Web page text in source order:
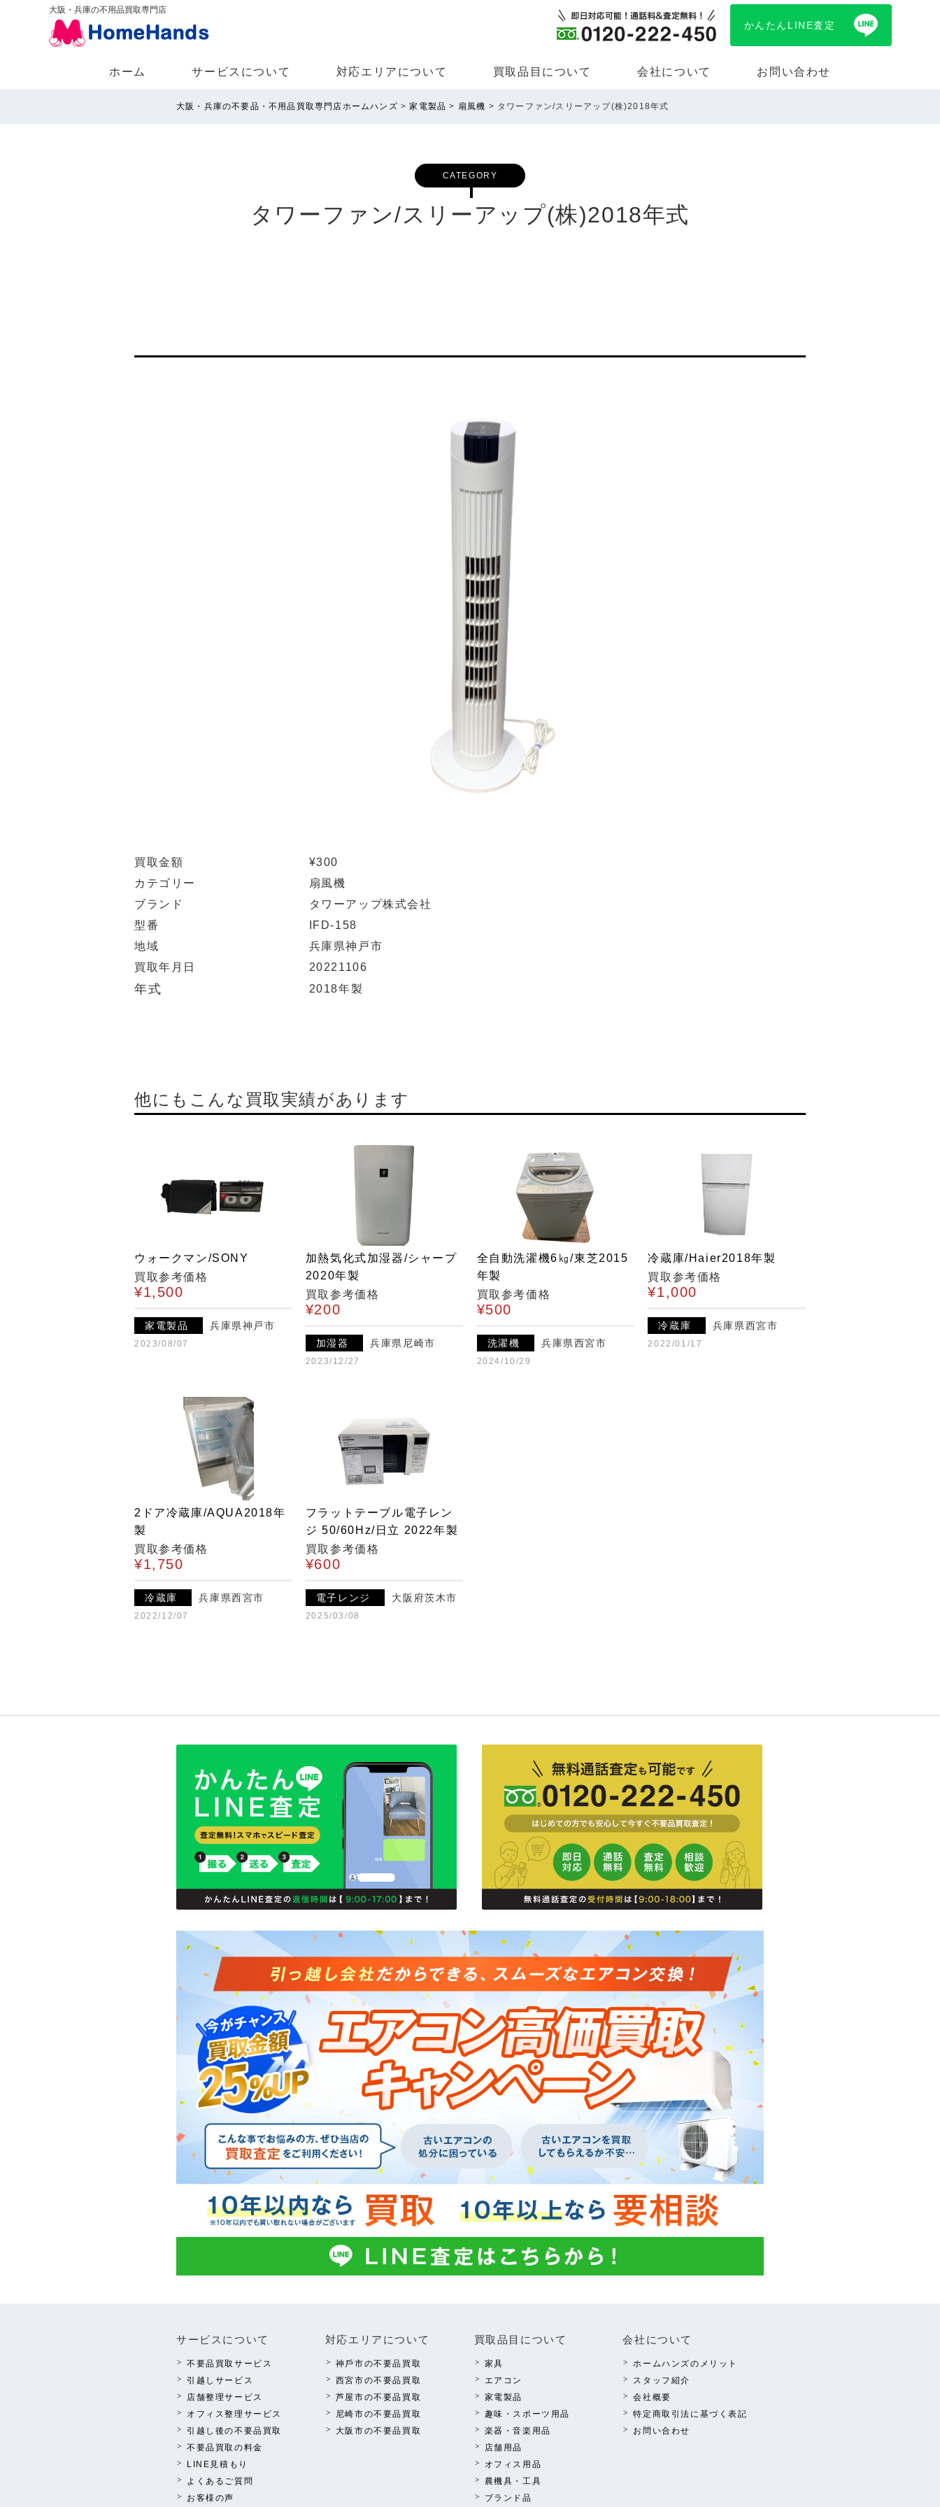
大阪・兵庫の不用品買取専門店
かんたんLINE査定
ホーム サービスについて 対応エリアについて 買取品⽬について 会社について お問い合わせ
大阪・兵庫の不要品・不用品買取専門店ホームハンズ >家電製品 > 扇風機 > タワーファン/スリーアップ(株)2018年式
CATEGORY
タワーファン/スリーアップ(株)2018年式
買取金額
¥300
カテゴリー
扇風機
ブランド
タワーアップ株式会社
型番
IFD-158
地域
兵庫県神戸市
買取年月日
20221106
年式 2018年製
他にもこんな買取実績があります
ウォークマン/SONY
買取参考価格
¥1,500
家電製品 兵庫県神戸市
2023/08/07
加熱気化式加湿器/シャープ
2020年製
買取参考価格
¥200
加湿器 兵庫県尼崎市
2023/12/27
全自動洗濯機6㎏/東芝2015
年製
買取参考価格
¥500
洗濯機 兵庫県西宮市
2024/10/29
冷蔵庫/Haier2018年製
買取参考価格
¥1,000
冷蔵庫 兵庫県西宮市
2022/01/17
2ドア冷蔵庫/AQUA2018年
製
買取参考価格
¥1,750
冷蔵庫 兵庫県西宮市
2022/12/07
フラットテーブル電子レン
ジ 50/60Hz/日立 2022年製
買取参考価格
¥600
電子レンジ 大阪府茨木市
2025/03/08
サービスについて
不要品買取サービス
引越しサービス
店舗整理サービス
オフィス整理サービス
引越し後の不要品買取
不要品買取の料⾦
LINE⾒積もり
よくあるご質問
お客様の声
対応エリアについて
神⼾市の不要品買取
西宮市の不要品買取
芦屋市の不要品買取
尼崎市の不要品買取
⼤阪市の不要品買取
買取品⽬について
家具
エアコン
家電製品
趣味・スポーツ⽤品
楽器・⾳楽⽤品
店舗⽤品
オフィス⽤品
農機具・⼯具
ブランド品
会社について
ホームハンズのメリット
スタッフ紹介
会社概要
特定商取引法に基づく表記
お問い合わせ